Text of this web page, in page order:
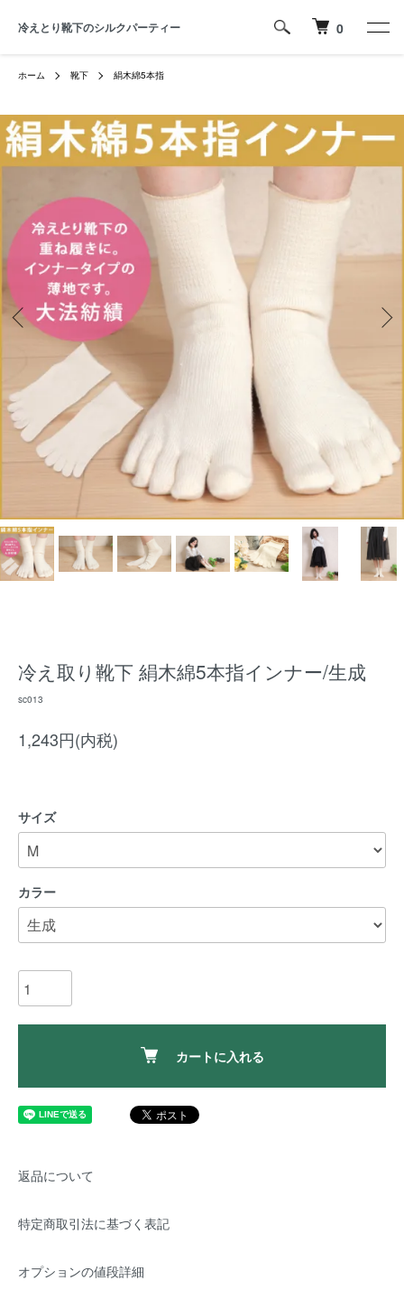
冷えとり靴下のシルクパーティー 0
ホーム 靴下 絹木綿5本指
冷え取り靴下 絹木綿5本指インナー/生成
sc013
1,243円(内税)
サイズ
カラー
カートに入れる
返品について
特定商取引法に基づく表記
オプションの値段詳細